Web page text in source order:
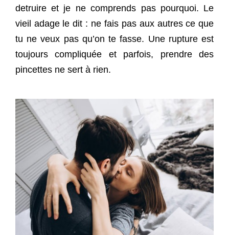
detruire et je ne comprends pas pourquoi. Le
vieil adage le dit : ne fais pas aux autres ce que
tu ne veux pas qu’on te fasse. Une rupture est
toujours compliquée et parfois, prendre des
pincettes ne sert à rien.